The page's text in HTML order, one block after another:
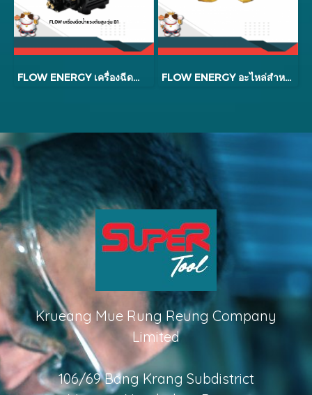
FLOW ENERGY เครื่องฉีดน้ำแรงดันสูง รุ่น B1 EXTRA + ปลั๊กกันดูด FLOW ENERGY อะไหล่สำหรับหัวปั๊มใหม่ B2 รุ่น B200007
Krueang Mue Rung Reung Company
Limited
106/69 Bang Krang Subdistrict